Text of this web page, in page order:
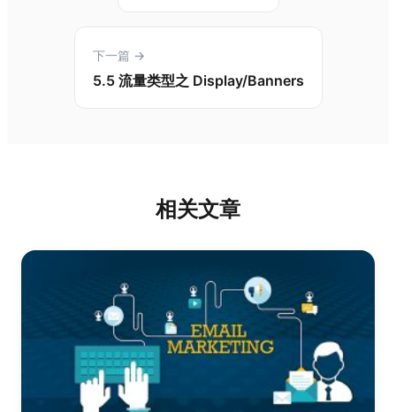
下一篇 →
5.5 流量类型之 Display/Banners
相关文章